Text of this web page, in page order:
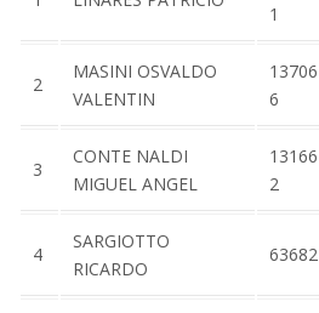
1
2
MASINI OSVALDO
VALENTIN
13706
6
3
CONTE NALDI
MIGUEL ANGEL
13166
2
4
SARGIOTTO
RICARDO
63682